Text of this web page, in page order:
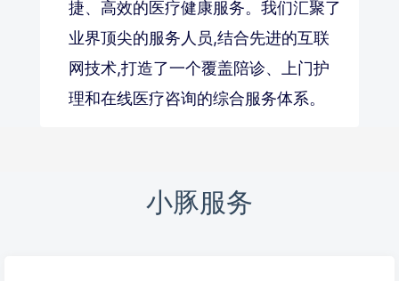
捷、高效的医疗健康服务。我们汇聚了
业界顶尖的服务人员,结合先进的互联
网技术,打造了一个覆盖陪诊、上门护
理和在线医疗咨询的综合服务体系。
小豚服务